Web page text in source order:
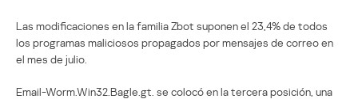
Las modificaciones en la familia Zbot suponen el 23,4% de todos
los programas maliciosos propagados por mensajes de correo en
el mes de julio.
Email-Worm.Win32.Bagle.gt. se colocó en la tercera posición, una